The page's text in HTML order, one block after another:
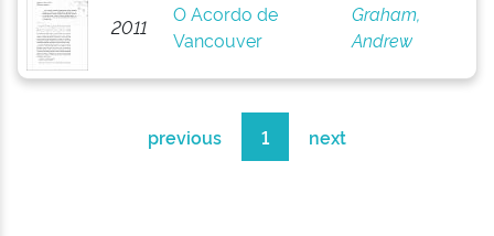
2011
O Acordo de
Vancouver
Graham,
Andrew
previous 1 next